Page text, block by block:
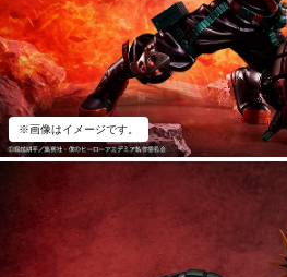
※画像はイメージです。